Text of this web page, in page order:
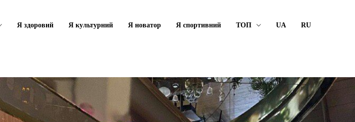
Я здоровий Я культурний Я новатор Я спортивний ТОП UA RU